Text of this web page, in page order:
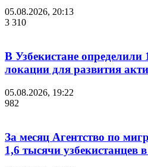
05.08.2026, 20:13
3 310
В Узбекистане
локации для развития
05.08.2026, 19:22
982
За месяц Агентство по
1,6 тысячи узбекистанцев